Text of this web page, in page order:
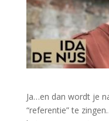
Ja…en dan wordt je
“referentie” te